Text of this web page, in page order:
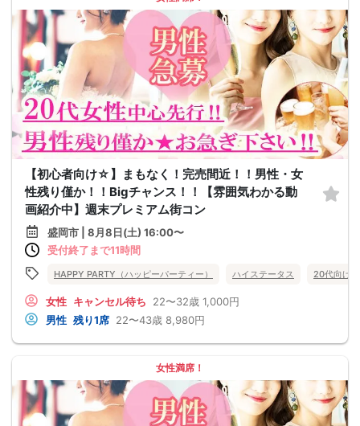
【初心者向け☆】まもなく！完売間近！！男性・女
性残り僅か！！Bigチャンス！！【雰囲気わかる動
画紹介中】週末プレミアム街コン
盛岡市 | 8月8日(土) 16:00〜
受付終了まで11時間
HAPPY PARTY（ハッピーパーティー） ハイステータス 20代向け
女性 キャンセル待ち 22〜32歳 1,000円
男性 残り1席 22〜43歳 8,980円
女性満席！